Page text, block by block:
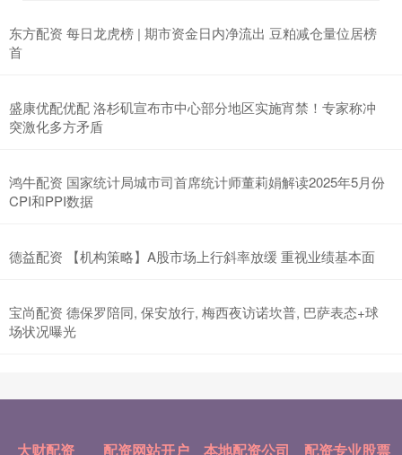
东方配资 每日龙虎榜 | 期市资金日内净流出 豆粕减仓量位居榜
首
盛康优配优配 洛杉矶宣布市中心部分地区实施宵禁！专家称冲
突激化多方矛盾
鸿牛配资 国家统计局城市司首席统计师董莉娟解读2025年5月份
CPI和PPI数据
德益配资 【机构策略】A股市场上行斜率放缓 重视业绩基本面
宝尚配资 德保罗陪同, 保安放行, 梅西夜访诺坎普, 巴萨表态+球
场状况曝光
大财配资 配资网站开户 本地配资公司 配资专业股票